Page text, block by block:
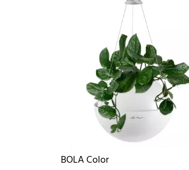
BOLA Color